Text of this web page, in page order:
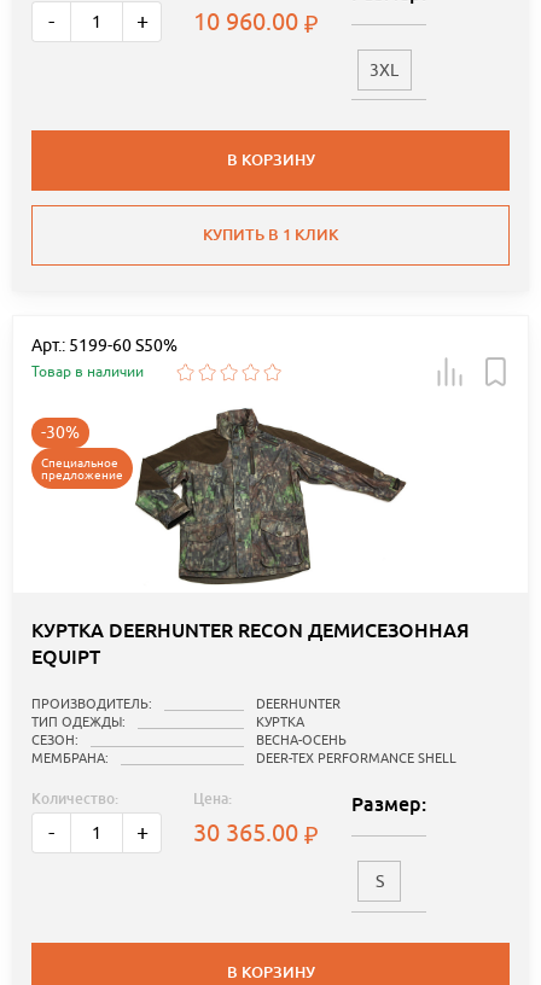
- + 10 960.00
3XL
В КОРЗИНУ
КУПИТЬ В 1 КЛИК
Арт.: 5199-60 S50%
Товар в наличии
-30%
Специальное
предложение
КУРТКА DEERHUNTER RECON ДЕМИСЕЗОННАЯ
EQUIPT
ПРОИЗВОДИТЕЛЬ:
DEERHUNTER
ТИП ОДЕЖДЫ:
КУРТКА
СЕЗОН:
ВЕСНА-ОСЕНЬ
МЕМБРАНА:
DEER-TEX PERFORMANCE SHELL
Количество:
- +
Цена:
30 365.00
Размер:
S
В КОРЗИНУ